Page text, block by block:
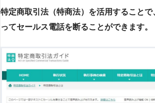
特定商取引法（特商法）を活用すること
ってセールス電話を断ることができます。